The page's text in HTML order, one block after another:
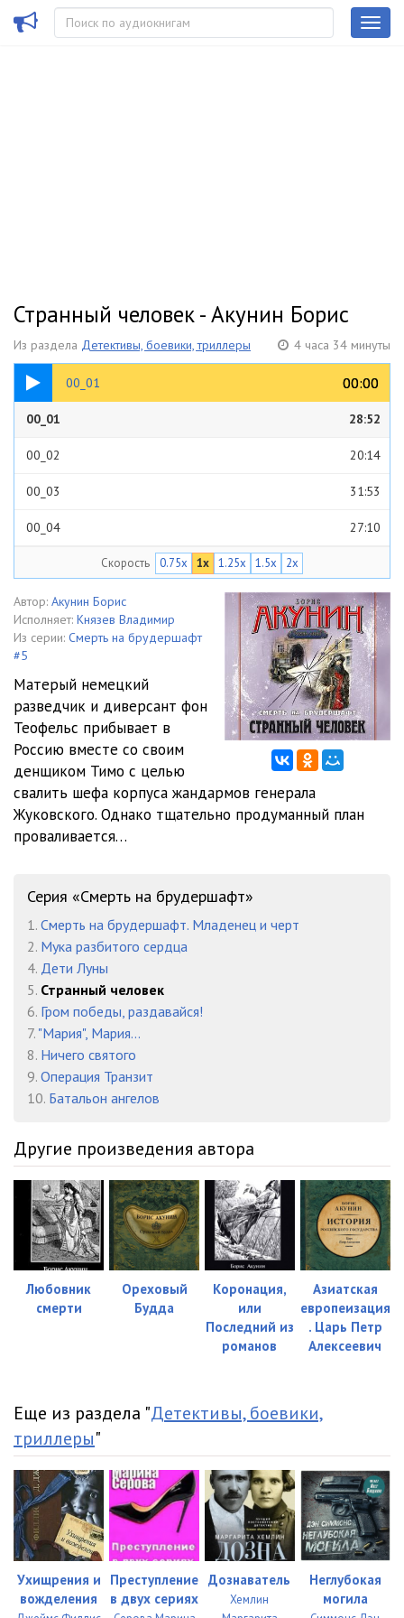
Странный человек - Акунин Борис
Из раздела Детективы, боевики, триллеры 4 часа 34 минуты
00_01 00:00
00:00
28:52
00_01 28:52
00_02 20:14
00_03 31:53
00_04 27:10
00_06 19:18
00_07 24:27
16:56
00_09 20:00
00_10 23:53
00_11
00_12 12:47
Скорость 0.75x 1x 1.25x 1.5x 2x
Автор: Акунин Борис
Исполняет: Князев Владимир
Из серии: Смерть на брудершафт
#5
Матерый немецкий
разведчик и диверсант фон
Теофельс прибывает в
Россию вместе со своим
денщиком Тимо с целью
свалить шефа корпуса жандармов генерала
Жуковского. Однако тщательно продуманный план
проваливается…
Серия «Смерть на брудершафт»
1. Смерть на брудершафт. Младенец и черт
2. Мука разбитого сердца
4. Дети Луны
5. Странный человек
6. Гром победы, раздавайся!
7. "Мария", Мария...
8. Ничего святого
9. Операция Транзит
10. Батальон ангелов
Другие произведения автора
Любовник
смерти
Ореховый
Будда
Коронация,
или
Последний из
романов
Азиатская
европеизация
. Царь Петр
Алексеевич
Еще из раздела "Детективы, боевики,
триллеры"
Ухищрения и
вожделения
Преступление
в двух сериях
Дознаватель
Хемлин
Неглубокая
могила